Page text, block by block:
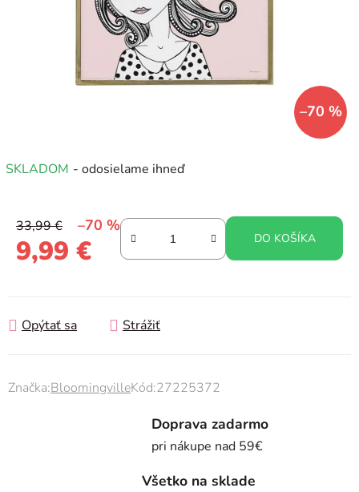
SKLADOM - odosielame ihneď
33,99 € –70 %
9,99 € DO KOŠÍKA
Opýtať sa Strážiť
Značka:BloomingvilleKód:27225372
–70 %
Doprava zadarmo
pri nákupe nad 59€
Všetko na sklade